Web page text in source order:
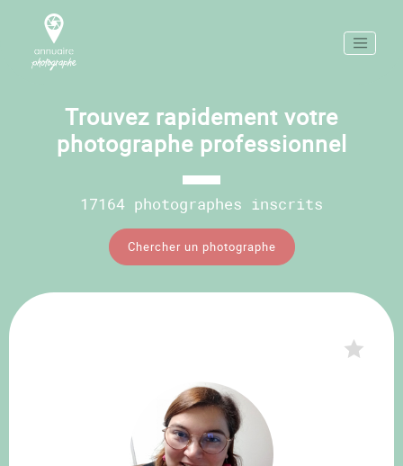
Trouvez rapidement votre
photographe professionnel
17164 photographes inscrits
Chercher un photographe